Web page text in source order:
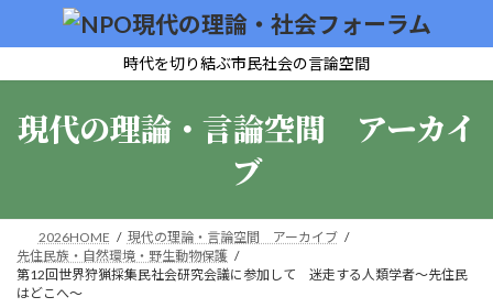
ン
ー
時代を切り結ぶ市民社会の言論空間
現代の理論・言論空間 アーカイ
ブ
2026HOME
現代の理論・言論空間 アーカイブ
先住民族・自然環境・野生動物保護
第12回世界狩猟採集民社会研究会議に参加して 迷走する人類学者～先住民
はどこへ～